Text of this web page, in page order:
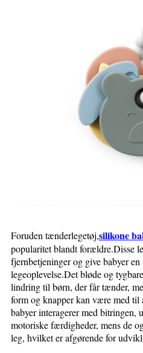
Foruden tænderlegetøj,silikone
popularitet blandt forældre.Disse
fjernbetjeninger og give babyer
legeoplevelse.Det bløde og
lindring til børn, der får tænder,
form og knapper kan være med
babyer interagerer med bitringen,
motoriske færdigheder, mens de
leg, hvilket er afgørende for